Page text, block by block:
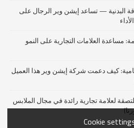
البدنية — تساعد إيشن وير الرجال على
مساعدة العلامات التجارية على النمو
كيف دعمت شركة إيشن وير هذا العميل
لعلامة تجارية رائدة في مجال الملابس
Cookie